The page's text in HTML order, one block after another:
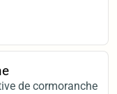
de cormoranche